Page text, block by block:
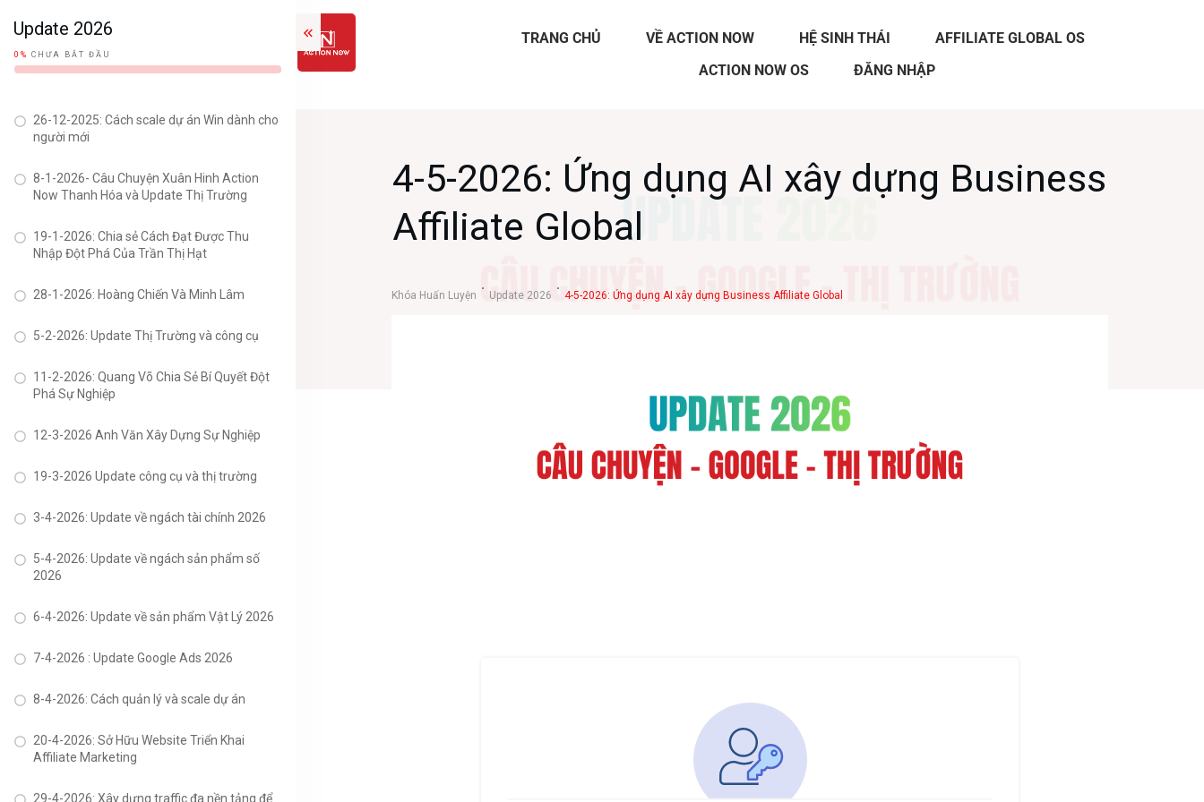
TRANG CHỦ VỀ ACTION NOW HỆ SINH THÁI
AFFILIATE GLOBAL OS
ACTION NOW OS
ĐĂNG NHẬP
4-5-2026: Ứng dụng AI xây dựng Business
Affiliate Global
Khóa Huấn Luyện Update 2026 4-5-2026: Ứng dụng AI xây dựng Business Affiliate Global
Update 2026
0% CHƯA BẮT ĐẦU
26-12-2025: Cách scale dự án Win dành cho
người mới
8-1-2026- Câu Chuyện Xuân Hinh Action
Now Thanh Hóa và Update Thị Trường
19-1-2026: Chia sẻ Cách Đạt Được Thu
Nhập Đột Phá Của Trần Thị Hạt
28-1-2026: Hoàng Chiến Và Minh Lâm
5-2-2026: Update Thị Trường và công cụ
11-2-2026: Quang Võ Chia Sẻ Bí Quyết Đột
Phá Sự Nghiệp
12-3-2026 Anh Văn Xây Dựng Sự Nghiệp
19-3-2026 Update công cụ và thị trường
3-4-2026: Update về ngách tài chính 2026
5-4-2026: Update về ngách sản phẩm số
2026
6-4-2026: Update về sản phẩm Vật Lý 2026
7-4-2026 : Update Google Ads 2026
8-4-2026: Cách quản lý và scale dự án
20-4-2026: Sở Hữu Website Triển Khai
Affiliate Marketing
29-4-2026: Xây dựng traffic đa nền tảng để